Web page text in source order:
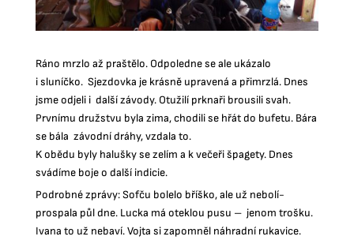
Ráno mrzlo až praštělo. Odpoledne se ale ukázalo
i sluníčko. Sjezdovka je krásně upravená a přimrzlá. Dnes
jsme odjeli i další závody. Otužilí prknaři brousili svah.
Prvnímu družstvu byla zima, chodili se hřát do bufetu. Bára
se bála závodní dráhy, vzdala to.
K obědu byly halušky se zelím a k večeři špagety. Dnes
svádíme boje o další indicie.
Podrobné zprávy: Sofču bolelo bříško, ale už nebolí-
prospala půl dne. Lucka má oteklou pusu – jenom trošku.
Ivana to už nebaví. Vojta si zapomněl náhradní rukavice.